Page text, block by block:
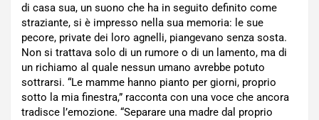
di casa sua, un suono che ha in seguito definito come
straziante, si è impresso nella sua memoria: le sue
pecore, private dei loro agnelli, piangevano senza sosta.
Non si trattava solo di un rumore o di un lamento, ma di
un richiamo al quale nessun umano avrebbe potuto
sottrarsi. “Le mamme hanno pianto per giorni, proprio
sotto la mia finestra,” racconta con una voce che ancora
tradisce l’emozione. “Separare una madre dal proprio